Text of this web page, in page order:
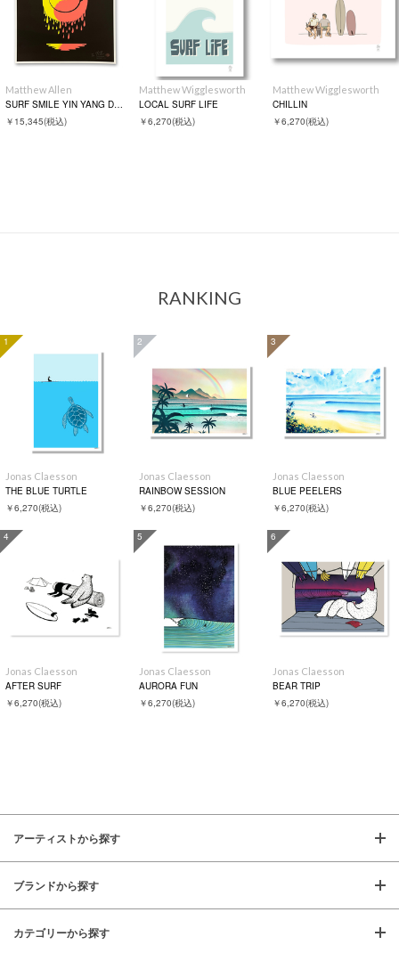
Matthew Allen
SURF SMILE YIN YANG DRIP BLACK
￥15,345(税込)
Matthew Wigglesworth
LOCAL SURF LIFE
￥6,270(税込)
Matthew Wigglesworth
CHILLIN
￥6,270(税込)
RANKING
1
Jonas Claesson
THE BLUE TURTLE
￥6,270(税込)
2
Jonas Claesson
RAINBOW SESSION
￥6,270(税込)
3
Jonas Claesson
BLUE PEELERS
￥6,270(税込)
4
Jonas Claesson
AFTER SURF
￥6,270(税込)
5
Jonas Claesson
AURORA FUN
￥6,270(税込)
6
Jonas Claesson
BEAR TRIP
￥6,270(税込)
アーティストから探す
ブランドから探す
カテゴリーから探す